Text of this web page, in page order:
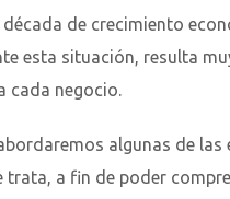
década de crecimiento
esta situación, resulta
cada negocio.
algunas de
trata, a fin de poder